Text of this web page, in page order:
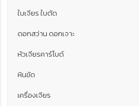
ใบเจียร ใบตัด
ดอกสว่าน ดอกเจาะ
หัวเจียรคาร์ไบด์
หินขัด
เครื่องเจียร